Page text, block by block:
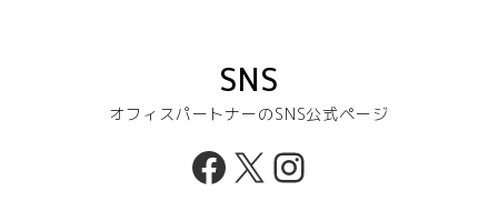
SNS
オフィスパートナーのSNS公式ページ
Facebook
X Instagram